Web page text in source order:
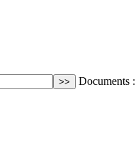
Documents :